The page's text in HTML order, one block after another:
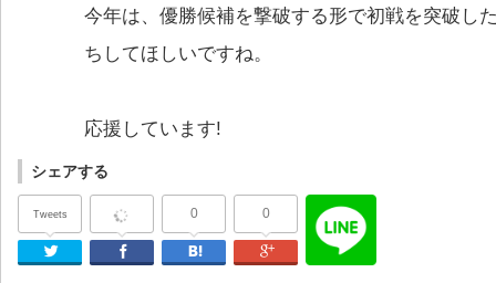
今年は、優勝候補を撃破する形で初戦を突破し
ちしてほしいですね。
応援しています!
シェアする
Tweets
Twitter Facebook
0
はてなブックマーク
0
Google Plus